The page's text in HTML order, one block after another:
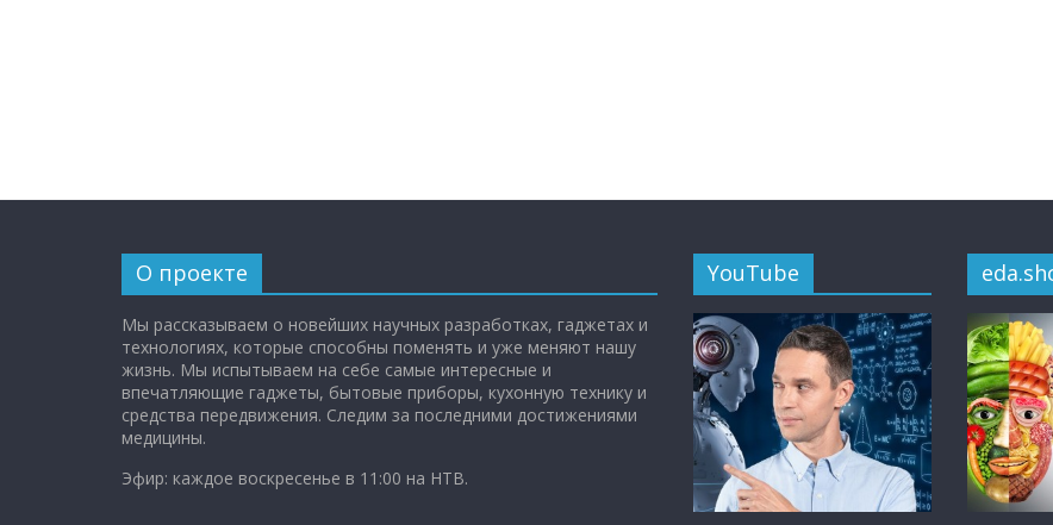
О проекте
Мы рассказываем о новейших научных разработках, гаджетах и
технологиях, которые способны поменять и уже меняют нашу
жизнь. Мы испытываем на себе самые интересные и
впечатляющие гаджеты, бытовые приборы, кухонную технику и
средства передвижения. Следим за последними достижениями
медицины.
Эфир: каждое воскресенье в 11:00 на НТВ.
YouTube